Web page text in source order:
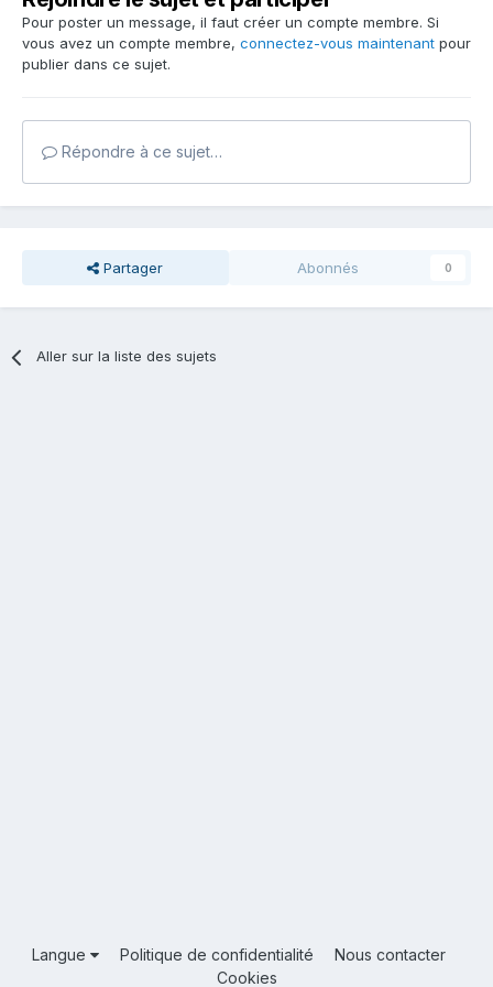
Pour poster un message, il faut créer un compte membre. Si
vous avez un compte membre, connectez-vous maintenant pour
publier dans ce sujet.
Répondre à ce sujet…
Partager Abonnés 0
Aller sur la liste des sujets
Langue Politique de confidentialité
Nous contacter
Cookies